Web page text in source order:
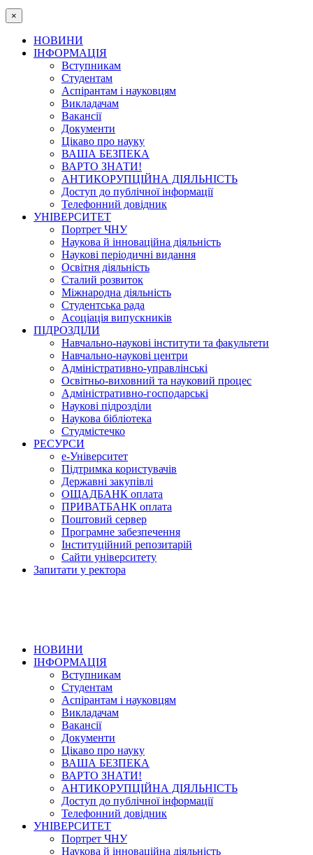
×
НОВИНИ
ІНФОРМАЦІЯ
Вступникам
Студентам
Аспірантам і науковцям
Викладачам
Вакансії
Документи
Цікаво про науку
ВАША БЕЗПЕКА
ВАРТО ЗНАТИ!
АНТИКОРУПЦІЙНА ДІЯЛЬНІСТЬ
Доступ до публічної інформації
Телефонний довідник
УНІВЕРСИТЕТ
Портрет ЧНУ
Наукова й інноваційна діяльність
Наукові періодичні видання
Освітня діяльність
Сталий розвиток
Міжнародна діяльність
Студентська рада
Асоціація випускників
ПІДРОЗДІЛИ
Навчально-наукові інститути та факультети
Навчально-наукові центри
Адміністративно-управлінські
Освітньо-виховний та науковий процес
Адміністративно-господарські
Наукові підрозділи
Наукова бібліотека
Студмістечко
РЕСУРСИ
е-Університет
Підтримка користувачів
Державні закупівлі
ОЩАДБАНК оплата
ПРИВАТБАНК оплата
Поштовий сервер
Програмне забезпечення
Інституційний репозитарій
Сайти університету
Запитати у ректора
НОВИНИ
ІНФОРМАЦІЯ
Вступникам
Студентам
Аспірантам і науковцям
Викладачам
Вакансії
Документи
Цікаво про науку
ВАША БЕЗПЕКА
ВАРТО ЗНАТИ!
АНТИКОРУПЦІЙНА ДІЯЛЬНІСТЬ
Доступ до публічної інформації
Телефонний довідник
УНІВЕРСИТЕТ
Портрет ЧНУ
Наукова й інноваційна діяльність